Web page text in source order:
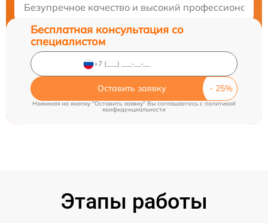
Безупречное качество и высокий
Бесплатная консультация со
специалистом
Оставить заявку
Нажимая на кнопку "Оставить заявку" Вы соглашаетесь cполитикой
конфиденциальности
Этапы работы